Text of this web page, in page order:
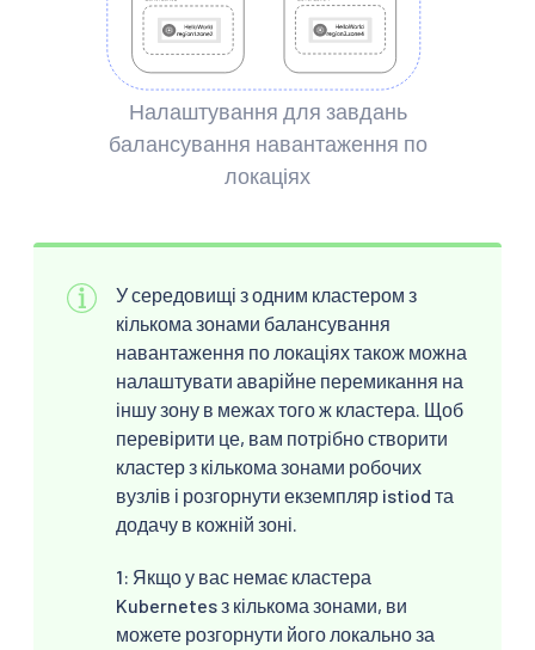
Налаштування для завдань
балансування навантаження по
локаціях
У середовищі з одним кластером з
кількома зонами балансування
навантаження по локаціях також можна
налаштувати аварійне перемикання на
іншу зону в межах того ж кластера. Щоб
перевірити це, вам потрібно створити
кластер з кількома зонами робочих
вузлів і розгорнути екземпляр istiod та
додачу в кожній зоні.
1: Якщо у вас немає кластера
Kubernetes з кількома зонами, ви
можете розгорнути його локально за